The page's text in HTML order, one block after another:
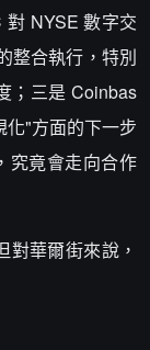
NYSE 數字交
整合執行，特別
；三是 Coinbas
"方面的下一步
究竟會走向合作
華爾街來說，